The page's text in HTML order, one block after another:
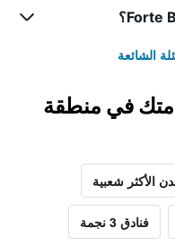
الشائعة
في منطقة
الأكثر شعبية
فنادق 3 نجمة